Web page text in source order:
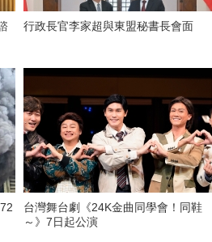
行政長官李家超與東盟秘書長會面
台灣舞台劇《24K金曲同學會！同鞋
～》7日起公演